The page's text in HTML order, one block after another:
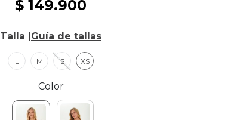
$ 149.900
Talla |Guía de tallas
L M S XS
Color